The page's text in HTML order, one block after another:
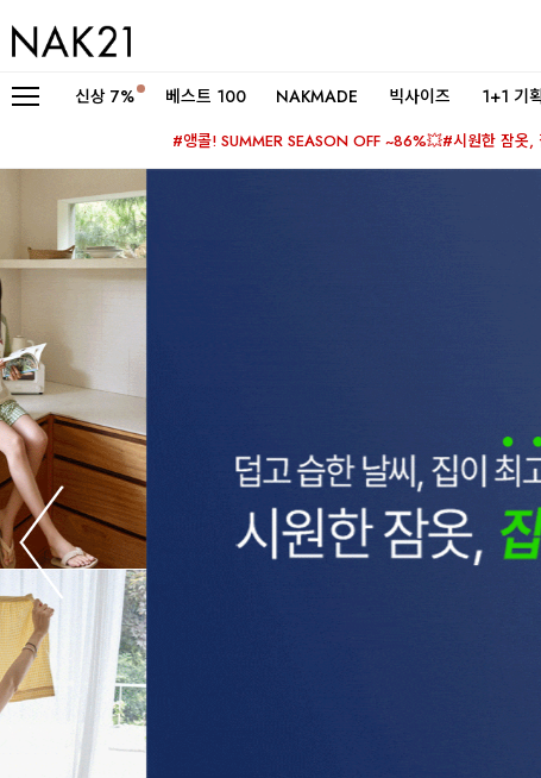
신상 7% 베스트 100 NAKMADE 빅사이즈 1+1 기
#앵콜! SUMMER SEASON OFF ~86%💥#시원한 잠옷,